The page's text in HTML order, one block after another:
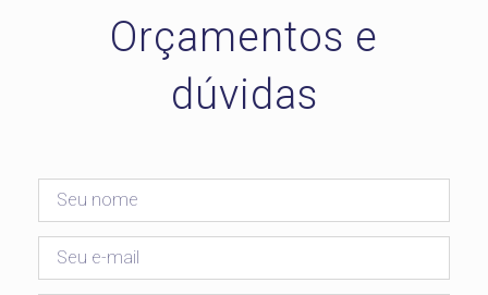
Orçamentos e
dúvidas